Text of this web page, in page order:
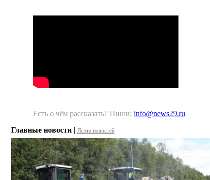
Есть о чём рассказать? Пиши: info@news29.ru
Главные новости | Лента новостей